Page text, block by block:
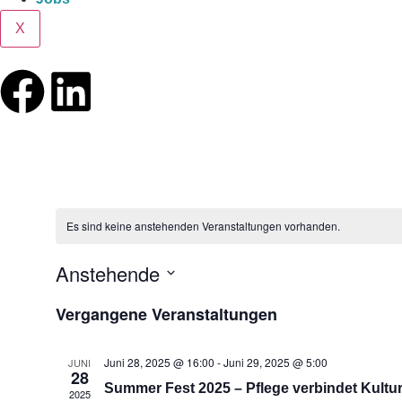
X
Es sind keine anstehenden Veranstaltungen vorhanden.
Anstehende
wählen.
Vergangene Veranstaltungen
JUNI
28
2025
Juni 28, 2025 @ 16:00 -Juni 29, 2025 @ 5:00
Summer Fest 2025 – Pflege verbindet